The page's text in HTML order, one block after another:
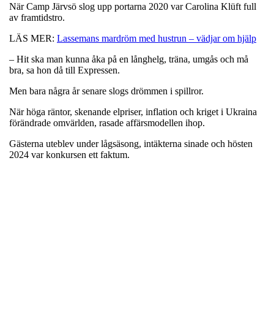
När Camp Järvsö slog upp portarna 2020 var Carolina Klüft full
av framtidstro.
LÄS MER: Lassemans mardröm med hustrun – vädjar om hjälp
– Hit ska man kunna åka på en långhelg, träna, umgås och må
bra, sa hon då till Expressen.
Men bara några år senare slogs drömmen i spillror.
När höga räntor, skenande elpriser, inflation och kriget i Ukraina
förändrade omvärlden, rasade affärsmodellen ihop.
Gästerna uteblev under lågsäsong, intäkterna sinade och hösten
2024 var konkursen ett faktum.